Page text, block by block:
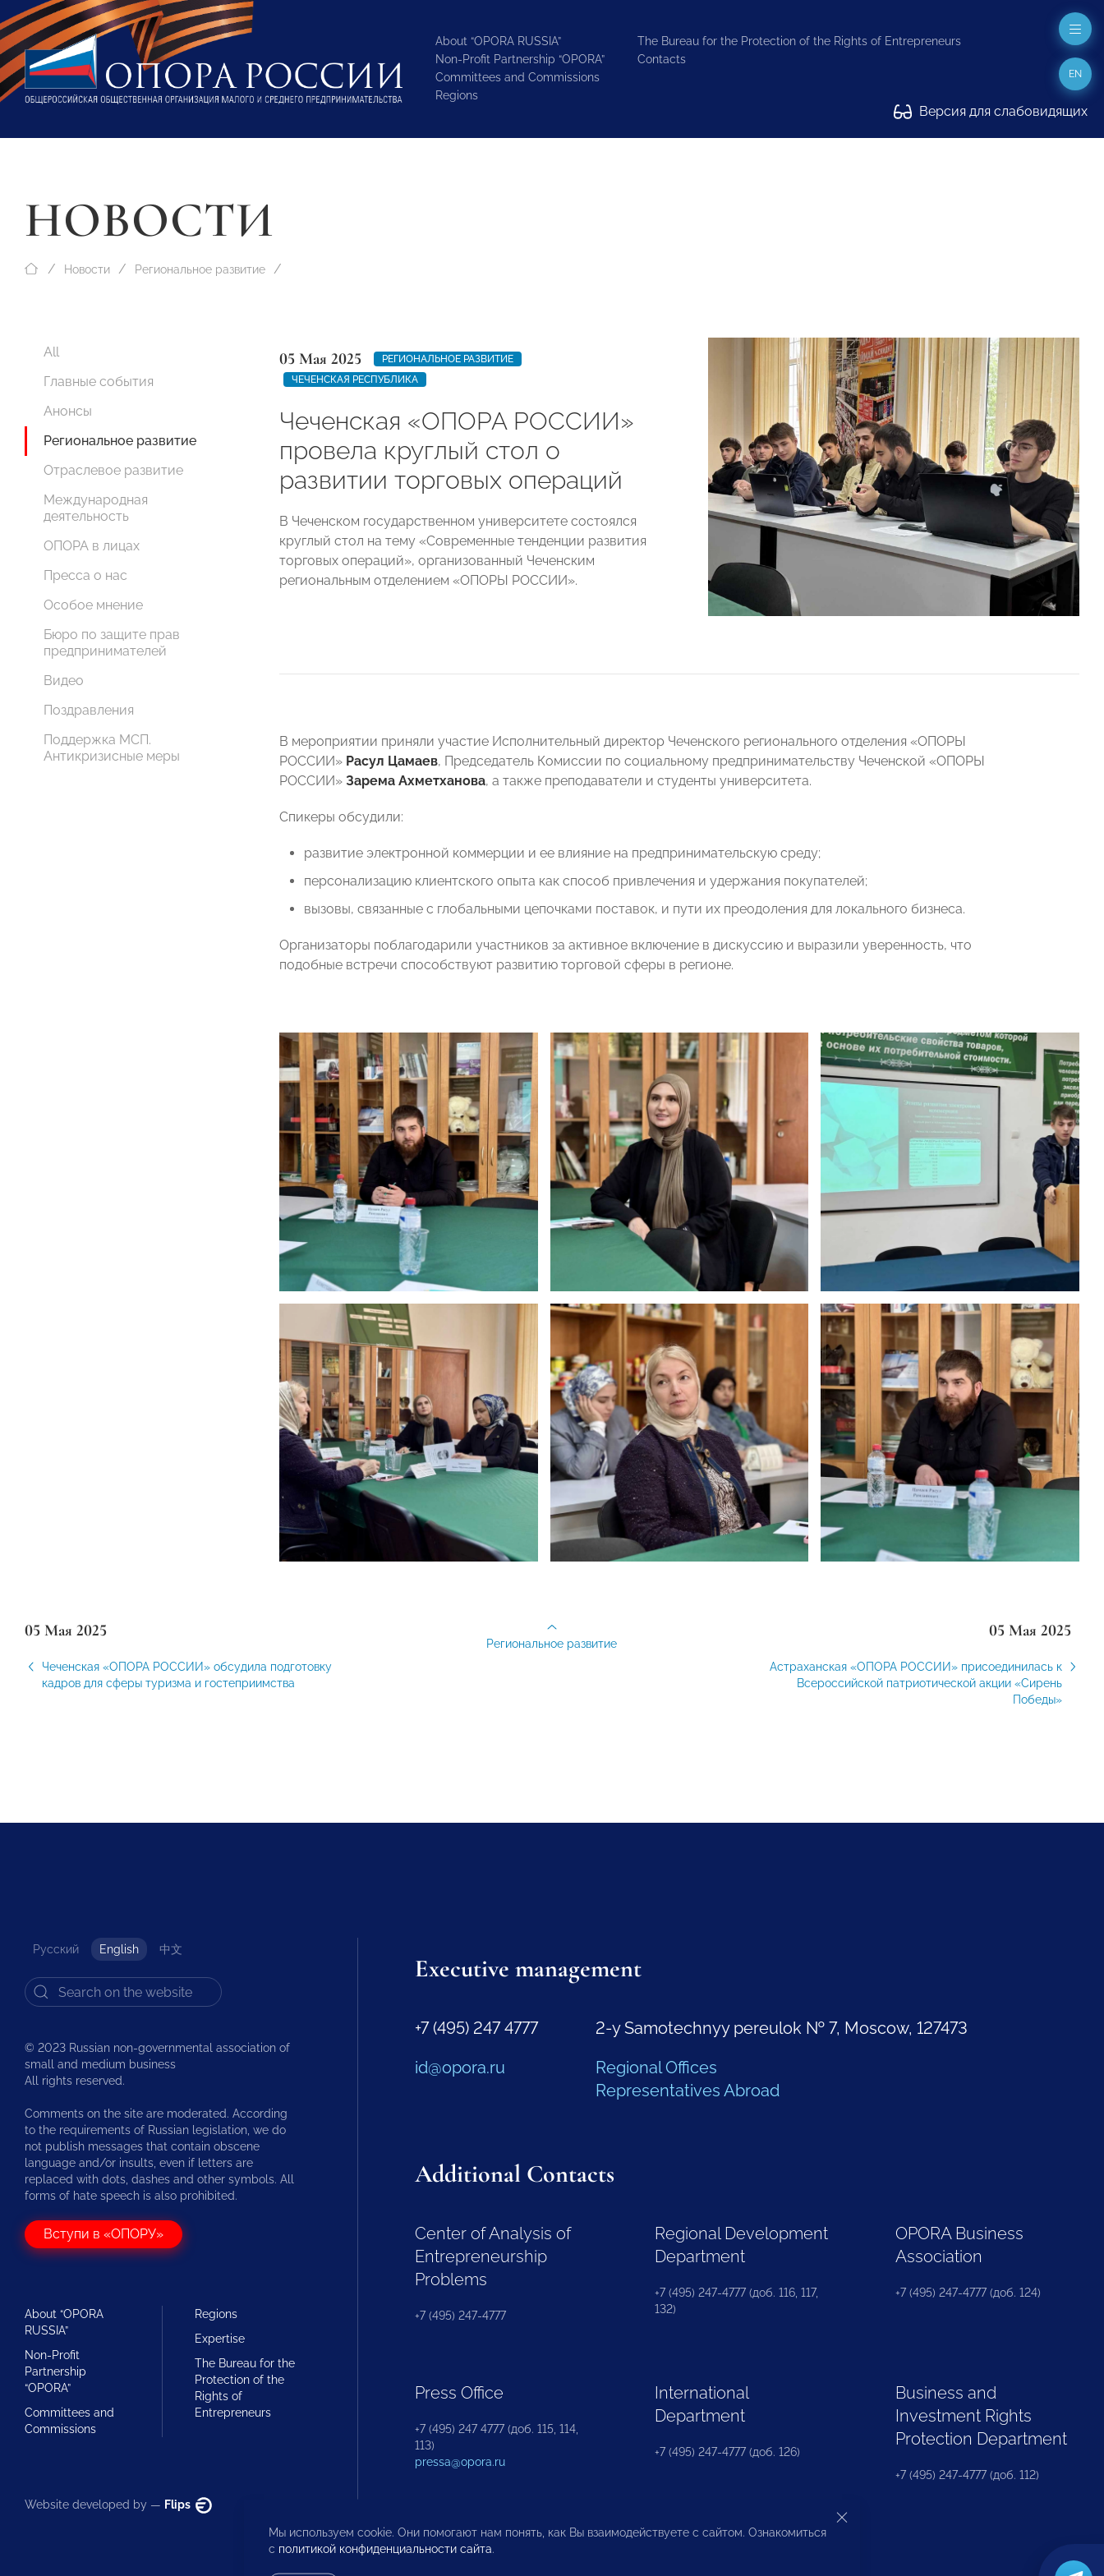
About “OPORA RUSSIA”
Non-Profit Partnership “OPORA”
Committees and Commissions
Regions
The Bureau for the Protection of the Rights of Entrepreneurs
Contacts
Версия для слабовидящих
EN
НОВОСТИ
Новости Региональное развитие
All
Главные события
Анонсы
Региональное развитие
Отраслевое развитие
Международная
деятельность
ОПОРА в лицах
Пресса о нас
Особое мнение
Бюро по защите прав
предпринимателей
Видео
Поздравления
Поддержка МСП.
Антикризисные меры
05 Мая 2025
РЕГИОНАЛЬНОЕ РАЗВИТИЕ
ЧЕЧЕНСКАЯ РЕСПУБЛИКА
Чеченская «ОПОРА РОССИИ»
провела круглый стол о
развитии торговых операций
В Чеченском государственном университете состоялся
круглый стол на тему «Современные тенденции развития
торговых операций», организованный Чеченским
региональным отделением «ОПОРЫ РОССИИ».
В мероприятии приняли участие Исполнительный директор Чеченского регионального отделения «ОПОРЫ
РОССИИ» Расул Цамаев, Председатель Комиссии по социальному предпринимательству Чеченской «ОПОРЫ
РОССИИ» Зарема Ахметханова, а также преподаватели и студенты университета.
Спикеры обсудили:
развитие электронной коммерции и ее влияние на предпринимательскую среду;
персонализацию клиентского опыта как способ привлечения и удержания покупателей;
вызовы, связанные с глобальными цепочками поставок, и пути их преодоления для локального бизнеса.
Организаторы поблагодарили участников за активное включение в дискуссию и выразили уверенность, что
подобные встречи способствуют развитию торговой сферы в регионе.
05 Мая 2025
Чеченская «ОПОРА РОССИИ» обсудила подготовку
кадров для сферы туризма и гостеприимства
05 Мая 2025
Астраханская «ОПОРА РОССИИ» присоединилась к
Всероссийской патриотической акции «Сирень
Победы»
Региональное развитие
Русский English 中文
© 2023 Russian non-governmental association of
small and medium business
All rights reserved.
Comments on the site are moderated. According
to the requirements of Russian legislation, we do
not publish messages that contain obscene
language and/or insults, even if letters are
replaced with dots, dashes and other symbols. All
forms of hate speech is also prohibited.
Вступи в «ОПОРУ»
About “OPORA
RUSSIA”
Non-Profit
Partnership
“OPORA”
Committees and
Commissions
Regions
Expertise
The Bureau for the
Protection of the
Rights of
Entrepreneurs
Website developed by — Flips
Executive management
+7 (495) 247 4777
id@opora.ru
2-y Samotechnyy pereulok № 7, Moscow, 127473
Regional Offices
Representatives Abroad
Additional Contacts
Center of Analysis of
Entrepreneurship
Problems
+7 (495) 247-4777
Regional Development
Department
+7 (495) 247-4777 (доб. 116, 117,
132)
OPORA Business
Association
+7 (495) 247-4777 (доб. 124)
Press Office
+7 (495) 247 4777 (доб. 115, 114,
113)
pressa@opora.ru
International
Department
+7 (495) 247-4777 (доб. 126)
Business and
Investment Rights
Protection Department
+7 (495) 247-4777 (доб. 112)
Мы используем cookie. Они помогают нам понять, как Вы взаимодействуете с сайтом. Ознакомиться
с политикой конфиденциальности сайта.